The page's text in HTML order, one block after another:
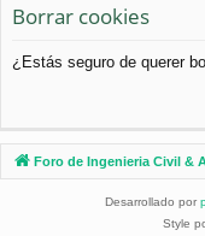
rá
pi
os
Borrar cookies
¿Estás seguro de querer
Foro de Ingenieria Civil &
Desarrollado por
Style